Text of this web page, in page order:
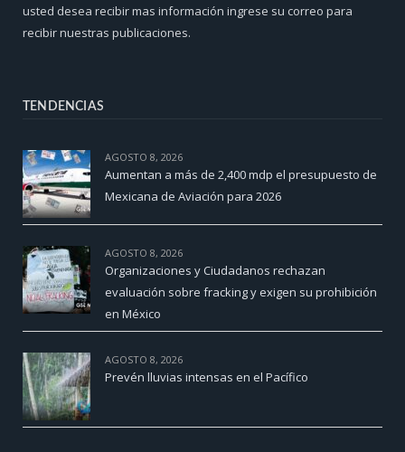
usted desea recibir mas información ingrese su correo para
recibir nuestras publicaciones.
TENDENCIAS
AGOSTO 8, 2026
Aumentan a más de 2,400 mdp el presupuesto de
Mexicana de Aviación para 2026
AGOSTO 8, 2026
Organizaciones y Ciudadanos rechazan
evaluación sobre fracking y exigen su prohibición
en México
AGOSTO 8, 2026
Prevén lluvias intensas en el Pacífico